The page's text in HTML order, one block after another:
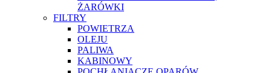
ŻARÓWKI
FILTRY
POWIETRZA
OLEJU
PALIWA
KABINOWY